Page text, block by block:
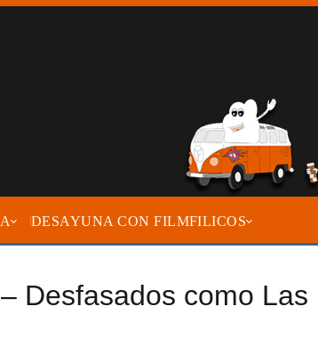
DESAYUNA CON FILMFILICOS
Desfasados como Las